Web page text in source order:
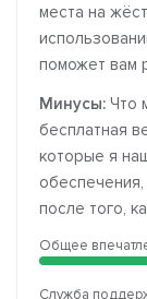
места на
поможет вам
Минусы: Что
бесплатная
которые я
после того,
Общее
Служба